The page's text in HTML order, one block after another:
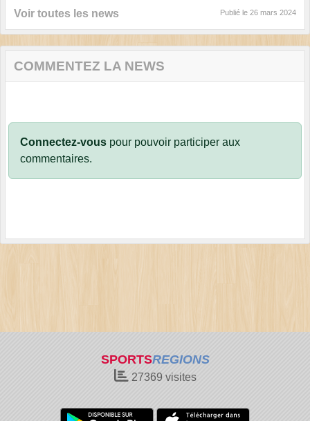
Voir toutes les news Publié le 26 mars 2024
COMMENTEZ LA NEWS
Connectez-vous pour pouvoir participer aux
commentaires.
SPORTSREGIONS
27369 visites